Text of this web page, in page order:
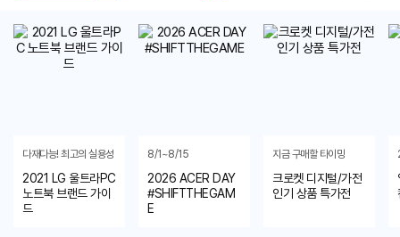
다재다능! 최고의 실용성
2021 LG 울트라PC
노트북 브랜드 가이
드
8/1~8/15
2026 ACER DAY
#SHIFTTHEGAM
E
지금 구매할 타이밍
크로켓 디지털/가전
인기 상품 특가전